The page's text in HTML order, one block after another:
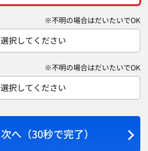
※不明の場合はだいたいでOK
選択してください
※不明の場合はだいたいでOK
選択してください
次へ（30秒で完了）